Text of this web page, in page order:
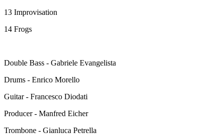
13 Improvisation
14 Frogs
Double Bass - Gabriele Evangelista
Drums - Enrico Morello
Guitar - Francesco Diodati
Producer - Manfred Eicher
Trombone - Gianluca Petrella